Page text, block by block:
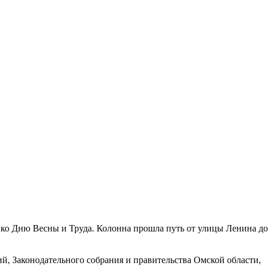
Дню Весны и Труда. Колонна прошла путь от улицы Ленина до
собрания и правительства Омской области,